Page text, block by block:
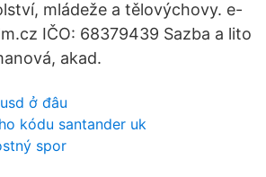
mládeže a tělovýchovy. e-
IČO: 68379439 Sazba a lito
akad.
ở đâu
kódu santander uk
spor